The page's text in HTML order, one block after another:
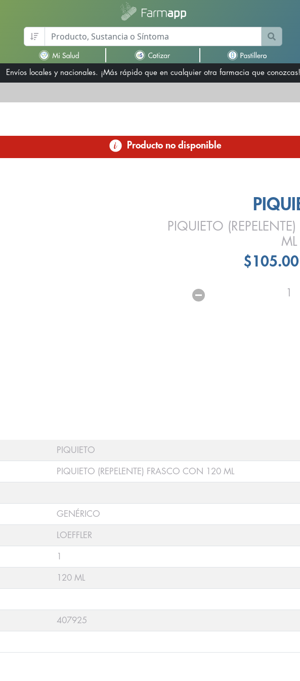
Envíos locales y nacionales. ¡Más rápido que en cualquier otra farmacia que conozcas!
Producto no disponible
PIQUIETO
ML
$105.00
1
PIQUIETO
PIQUIETO (REPELENTE) FRASCO CON 120 ML
GENÉRICO
LOEFFLER
1
120 ML
407925